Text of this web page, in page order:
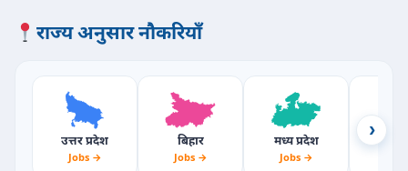
राज्य अनुसार नौकरियाँ
उत्तर प्रदेश
Jobs →
बिहार
Jobs →
मध्य प्रदेश
Jobs →
›